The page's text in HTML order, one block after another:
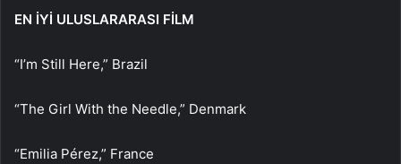
EN İYİ ULUSLARARASI FİLM
“I’m Still Here,” Brazil
“The Girl With the Needle,” Denmark
“Emilia Pérez,” France